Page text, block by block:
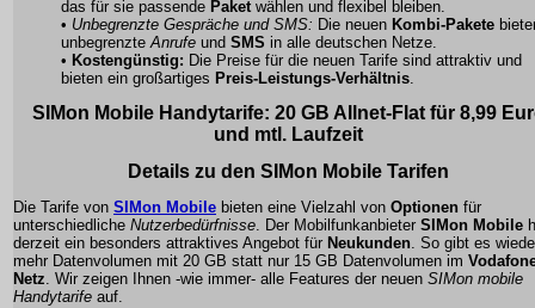
das für sie passende Paketwählen und flexibel bleiben.
• Unbegrenzte Gespräche und SMS: Die neuen Kombi-Pakete
unbegrenzteAnrufe und SMS in alle deutschen Netze.
• Kostengünstig: Die Preise für die neuen Tarife sind attraktiv und
bieten ein großartiges Preis-Leistungs-Verhältnis.
SIMon Mobile Handytarife: 20 GB Allnet-Flat für 8,99
und mtl. Laufzeit
Details zu den SIMon Mobile Tarifen
Die Tarife von SIMon Mobile bieten eine Vielzahl von Optionen für
unterschiedliche Nutzerbedürfnisse. Der Mobilfunkanbieter SIMon Mobile
derzeit ein besonders attraktives Angebot für Neukunden. So gibt es
mehr Datenvolumen mit 20 GB statt nur 15 GB Datenvolumen im
Netz. Wir zeigen Ihnen -wie immer- alle Features der neuen SIMon mobile
Handytarife auf.